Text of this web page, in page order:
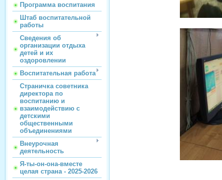
Программа воспитания
Штаб воспитательной
работы
Сведения об
организации отдыха
детей и их
оздоровлении
Воспитательная работа
Страничка советника
директора по
воспитанию и
взаимодействию с
детскими
общественными
объединениями
Внеурочная
деятельность
Я-ты-он-она-вместе
целая страна - 2025-2026